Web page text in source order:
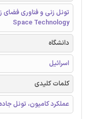
Space Technology
دانشگاه
اسرائیل
کلمات کلیدی
عملکرد کامیون، تونل